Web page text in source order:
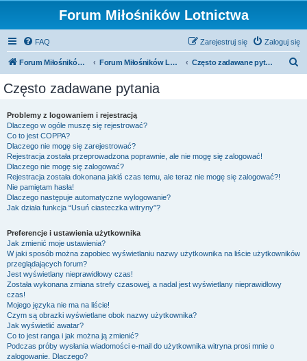
Forum Miłośników Lotnictwa
FAQ Zaloguj się
Zarejestruj się
Forum Miłośników Lotnictwa Forum Miłośników Lotnictwa Często zadawane pytania
Często zadawane pytania
Problemy z logowaniem i rejestracją
Dlaczego w ogóle muszę się rejestrować?
Co to jest COPPA?
Dlaczego nie mogę się zarejestrować?
Rejestracja została przeprowadzona poprawnie, ale nie mogę się zalogować!
Dlaczego nie mogę się zalogować?
Rejestracja została dokonana jakiś czas temu, ale teraz nie mogę się zalogować?!
Nie pamiętam hasła!
Dlaczego następuje automatyczne wylogowanie?
Jak działa funkcja “Usuń ciasteczka witryny”?
Preferencje i ustawienia użytkownika
Jak zmienić moje ustawienia?
W jaki sposób można zapobiec wyświetlaniu nazwy użytkownika na liście użytkowników
przeglądających forum?
Jest wyświetlany nieprawidłowy czas!
Została wykonana zmiana strefy czasowej, a nadal jest wyświetlany nieprawidłowy
czas!
Mojego języka nie ma na liście!
Czym są obrazki wyświetlane obok nazwy użytkownika?
Jak wyświetlić awatar?
Co to jest ranga i jak można ją zmienić?
Podczas próby wysłania wiadomości e-mail do użytkownika witryna prosi mnie o
zalogowanie. Dlaczego?